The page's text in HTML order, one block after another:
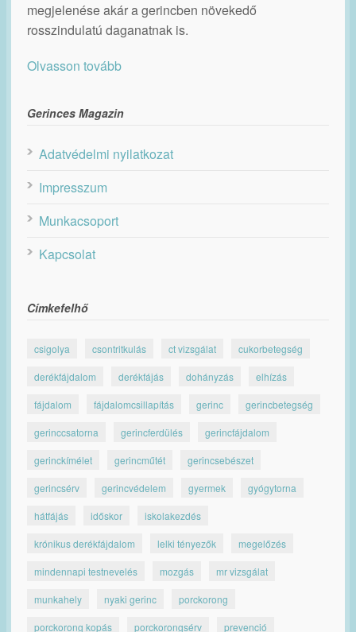
megjelenése akár a gerincben növekedő
rosszindulatú daganatnak is.
Olvasson tovább
Gerinces Magazin
Adatvédelmi nyilatkozat
Impresszum
Munkacsoport
Kapcsolat
Címkefelhő
csigolya csontritkulás ct vizsgálat cukorbetegség
derékfájdalom derékfájás dohányzás elhízás
fájdalom fájdalomcsillapítás gerinc gerincbetegség
gerinccsatorna gerincferdülés gerincfájdalom
gerinckímélet gerincműtét gerincsebészet
gerincsérv gerincvédelem gyermek gyógytorna
hátfájás időskor iskolakezdés
krónikus derékfájdalom lelki tényezők megelőzés
mindennapi testnevelés mozgás mr vizsgálat
munkahely nyaki gerinc porckorong
porckorong kopás porckorongsérv prevenció